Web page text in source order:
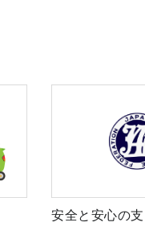
安全と安心の